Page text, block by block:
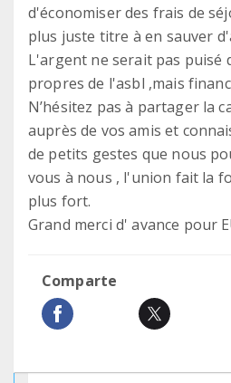
d'économiser des frais de
plus juste titre à en sauver
L'argent ne serait pas puisé
propres de l'asbl ,mais
N’hésitez pas à partager la
auprès de vos amis et
de petits gestes que nous
vous à nous , l'union fait la
plus fort.
Grand merci d' avance pour
Comparte